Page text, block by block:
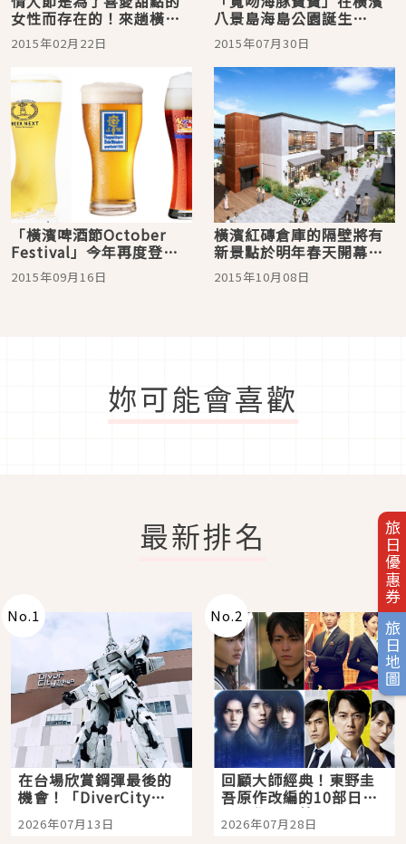
旅日優惠券
旅日地圖
女性而存在的！來趟橫濱
甜點女子之旅吧！
2015年02月22日
八景島海島公園誕生
了！ 來去看海豚親子共
游吧♪
2015年07月30日
「橫濱啤酒節October
Festival」今年再度登
場！100多種初次登陸日本
的啤酒大匯集
2015年09月16日
橫濱紅磚倉庫的隔壁將有
新景點於明年春天開幕。
Fred Segal等共24家店鋪
進駐
2015年10月08日
妳可能會喜歡
最新排名
No.1
在台場欣賞鋼彈最後的
機會！「DiverCity
Tokyo Plaza」搭船、
購物、美食及夜景，一
2026年07月13日
No.2
回顧大師經典！東野圭
吾原作改編的10部日本
影視作品推薦
2026年07月28日